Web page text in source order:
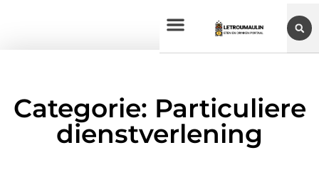
Categorie: Particuliere
dienstverlening